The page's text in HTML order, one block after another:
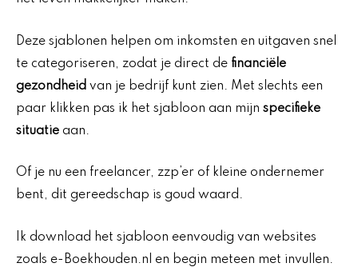
Deze sjablonen helpen om inkomsten en uitgaven snel
te categoriseren, zodat je direct de financiële
gezondheid van je bedrijf kunt zien. Met slechts een
paar klikken pas ik het sjabloon aan mijn specifieke
situatie aan.
Of je nu een freelancer, zzp’er of kleine ondernemer
bent, dit gereedschap is goud waard.
Ik download het sjabloon eenvoudig van websites
zoals e-Boekhouden.nl en begin meteen met invullen.